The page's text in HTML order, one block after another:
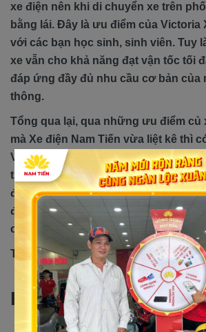
xe điện nên khi di chuyển xe trên
bằng lái. Đây là ưu điểm của Victoria
với các bạn học sinh, sinh viên. Tuy
xe vẫn cho khả năng đạt vận tốc tối
đáp ứng đầy đủ nhu cầu cơ bản của
thông.
Tổng qua lại, qua những ưu điểm củ
mà Xe điện Nam Tiến vừa liệt kê thì
Victoria Xmen là một mẫu xe điện
trong tầm giá những mẫu xe dưới 15
đang tham khảo và muốn tìm mua xe
đến Xe điện Nam Tiến với 3 chi
chi nhánh ở Bình Dương
Tham khảo giá xe chi tiêt mới nhất
Hệ Thống Xe Máy